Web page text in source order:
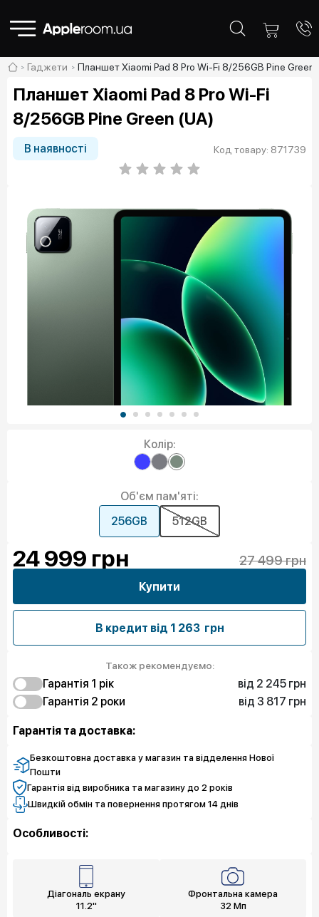
Гаджети Планшет Xiaomi Pad 8 Pro Wi-Fi 8/256GB Pine Green
Планшет Xiaomi Pad 8 Pro Wi-Fi
8/256GB Pine Green (UA)
В наявності Код товару: 871739
Колір:
Об'єм пам'яті:
256GB
512GB
24 999 грн 27 499 грн
Купити
В кредит від 1 263 грн
Також рекомендуємо:
Гарантія 1 рік
від 2 245 грн
Захист від браку
2 245 грн
Гарантія 2 роки
від 3 817 грн
Гарантія та доставка:
Безкоштовна доставка у магазин та відделення Нової
Пошти
Гарантія від виробника та магазину до 2 років
Швидкій обмін та повернення протягом 14 днів
Особливості:
Діагональ екрану
11.2"
Фронтальна камера
32 Мп